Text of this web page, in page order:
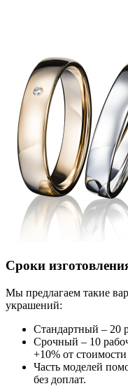
Сроки
Мы предлагаем такие
украшений:
Стандартный – 20
Срочный – 10
+10% от стоимости
Часть моделей
без доплат.